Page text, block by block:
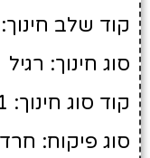
קוד שלב חינוך: 4
סוג חינוך: רגיל
קוד סוג חינוך: 1
סוג פיקוח: חרדי